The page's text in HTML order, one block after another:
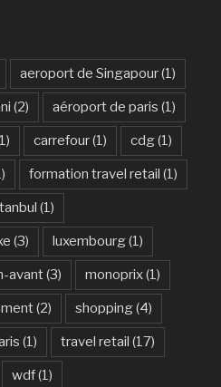
aeroport de Singapour(1)
(2) aéroport de paris (1)
carrefour(1) cdg(1)
formation travel retail (1)
(1)
(3) luxembourg(1)
avant(3) monoprix(1)
(2) shopping(4)
(1) travel retail (17)
wdf(1)